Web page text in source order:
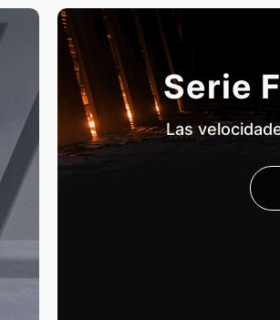
Serie
Las